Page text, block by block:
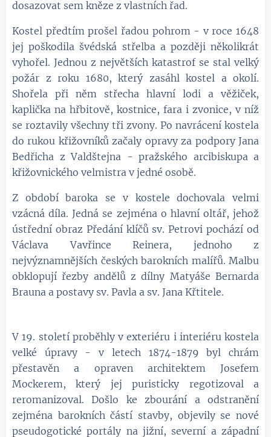
dosazovat sem kněze z vlastních řad.
Kostel předtím prošel řadou pohrom - v roce 1648
jej poškodila švédská střelba a později několikrát
vyhořel. Jednou z největších katastrof se stal velký
požár z roku 1680, který zasáhl kostel a okolí.
Shořela při něm střecha hlavní lodi a věžiček,
kaplička na hřbitově, kostnice, fara i zvonice, v níž
se roztavily všechny tři zvony. Po navrácení kostela
do rukou křižovníků začaly opravy za podpory Jana
Bedřicha z Valdštejna - pražského arcibiskupa a
křižovnického velmistra v jedné osobě.
Z období baroka se v kostele dochovala velmi
vzácná díla. Jedná se zejména o hlavní oltář, jehož
ústřední obraz Předání klíčů sv. Petrovi pochází od
Václava Vavřince Reinera, jednoho z
nejvýznamnějších českých barokních malířů. Malbu
obklopují řezby andělů z dílny Matyáše Bernarda
Brauna a postavy sv. Pavla a sv. Jana Křtitele.
V 19. století proběhly v exteriéru i interiéru kostela
velké úpravy - v letech 1874-1879 byl chrám
přestavěn a opraven architektem Josefem
Mockerem, který jej puristicky regotizoval a
reromanizoval. Došlo ke zbourání a odstranění
zejména barokních částí stavby, objevily se nové
pseudogotické portály na jižní, severní a západní